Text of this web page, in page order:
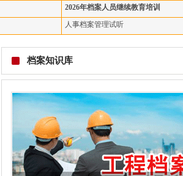
2026年档案人员继续教育培训
人事档案管理试听
档案知识库